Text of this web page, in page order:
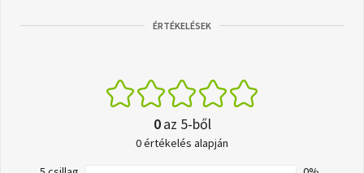
ÉRTÉKELÉSEK
0az 5-ből
0 értékelés alapján